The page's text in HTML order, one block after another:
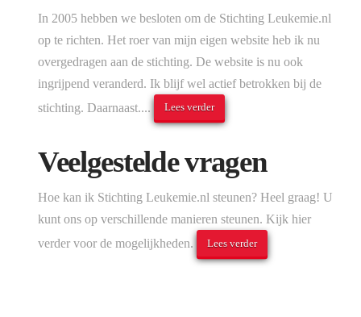
In 2005 hebben we besloten om de Stichting Leukemie.nl
op te richten. Het roer van mijn eigen website heb ik nu
overgedragen aan de stichting. De website is nu ook
ingrijpend veranderd. Ik blijf wel actief betrokken bij de
stichting. Daarnaast....
Lees verder
Veelgestelde vragen
Hoe kan ik Stichting Leukemie.nl steunen? Heel graag! U
kunt ons op verschillende manieren steunen. Kijk hier
verder voor de mogelijkheden.
Lees verder